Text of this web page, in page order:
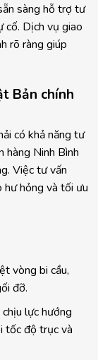
sàng hỗ trợ tư
cố. Dịch vụ giao
rõ ràng giúp
Bản chính
có khả năng tư
hàng Ninh Bình
Việc tư vấn
hư hỏng và tối ưu
vòng bi cầu,
đỡ.
lực hướng
tốc độ trục và